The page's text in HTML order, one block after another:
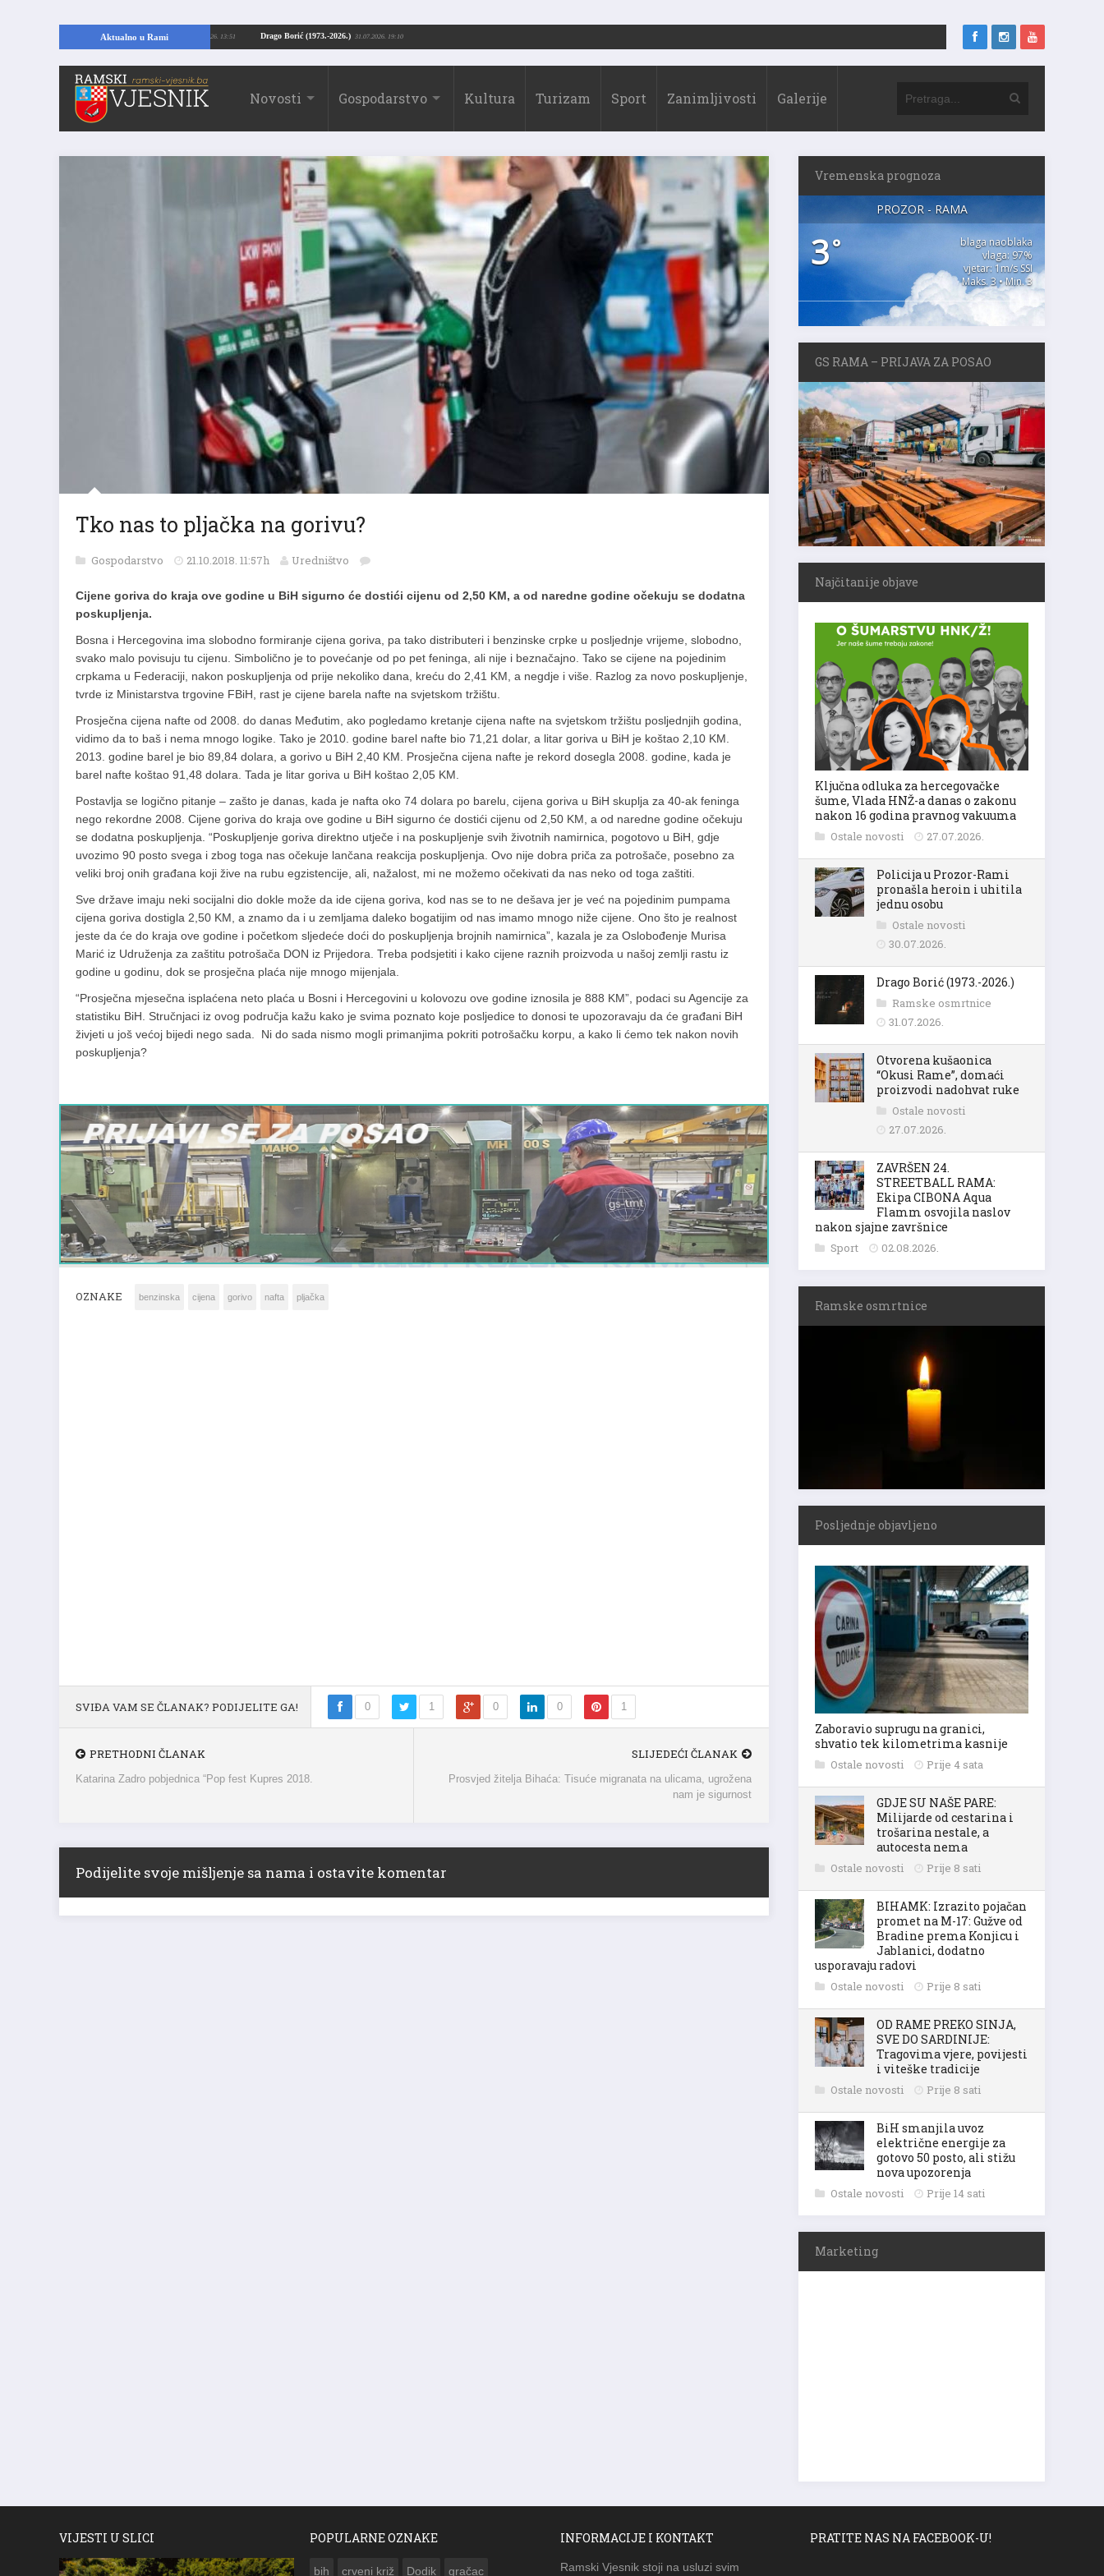
Aktualno u Rami Drago Borić (1973.-2026.) 31.07.2026. 19:10
Kopajući temelje kuće, pronašao vrijedne arheološke ostatke 24.07.2026. 13:51
Novosti Gospodarstvo Kultura Turizam Sport Zanimljivosti Galerije
Tko nas to pljačka na gorivu?
Gospodarstvo 21.10.2018. 11:57h Uredništvo
Cijene goriva do kraja ove godine u BiH sigurno će dostići cijenu od 2,50 KM, a od naredne godine očekuju se dodatna
poskupljenja.
Bosna i Hercegovina ima slobodno formiranje cijena goriva, pa tako distributeri i benzinske crpke u posljednje vrijeme, slobodno,
svako malo povisuju tu cijenu. Simbolično je to povećanje od po pet feninga, ali nije i beznačajno. Tako se cijene na pojedinim
crpkama u Federaciji, nakon poskupljenja od prije nekoliko dana, kreću do 2,41 KM, a negdje i više. Razlog za novo poskupljenje,
tvrde iz Ministarstva trgovine FBiH, rast je cijene barela nafte na svjetskom tržištu.
Prosječna cijena nafte od 2008. do danas Međutim, ako pogledamo kretanje cijena nafte na svjetskom tržištu posljednjih godina,
vidimo da to baš i nema mnogo logike. Tako je 2010. godine barel nafte bio 71,21 dolar, a litar goriva u BiH je koštao 2,10 KM.
2013. godine barel je bio 89,84 dolara, a gorivo u BiH 2,40 KM. Prosječna cijena nafte je rekord dosegla 2008. godine, kada je
barel nafte koštao 91,48 dolara. Tada je litar goriva u BiH koštao 2,05 KM.
Postavlja se logično pitanje – zašto je danas, kada je nafta oko 74 dolara po barelu, cijena goriva u BiH skuplja za 40-ak feninga
nego rekordne 2008. Cijene goriva do kraja ove godine u BiH sigurno će dostići cijenu od 2,50 KM, a od naredne godine očekuju
se dodatna poskupljenja. “Poskupljenje goriva direktno utječe i na poskupljenje svih životnih namirnica, pogotovo u BiH, gdje
uvozimo 90 posto svega i zbog toga nas očekuje lančana reakcija poskupljenja. Ovo nije dobra priča za potrošače, posebno za
veliki broj onih građana koji žive na rubu egzistencije, ali, nažalost, mi ne možemo očekivati da nas neko od toga zaštiti.
Sve države imaju neki socijalni dio dokle može da ide cijena goriva, kod nas se to ne dešava jer je već na pojedinim pumpama
cijena goriva dostigla 2,50 KM, a znamo da i u zemljama daleko bogatijim od nas imamo mnogo niže cijene. Ono što je realnost
jeste da će do kraja ove godine i početkom sljedeće doći do poskupljenja brojnih namirnica”, kazala je za Oslobođenje Murisa
Marić iz Udruženja za zaštitu potrošača DON iz Prijedora. Treba podsjetiti i kako cijene raznih proizvoda u našoj zemlji rastu iz
godine u godinu, dok se prosječna plaća nije mnogo mijenjala.
“Prosječna mjesečna isplaćena neto plaća u Bosni i Hercegovini u kolovozu ove godine iznosila je 888 KM”, podaci su Agencije za
statistiku BiH. Stručnjaci iz ovog područja kažu kako je svima poznato koje posljedice to donosi te upozoravaju da će građani BiH
živjeti u još većoj bijedi nego sada. Ni do sada nismo mogli primanjima pokriti potroša­čku korpu, a kako li ćemo tek nakon novih
poskupljenja?
OZNAKE benzinska cijena gorivo nafta pljačka
SVIĐA VAM SE ČLANAK? PODIJELITE GA! 0 1 0 0 1
PRETHODNI ČLANAK
Katarina Zadro pobjednica “Pop fest Kupres 2018.
SLIJEDEĆI ČLANAK
Prosvjed žitelja Bihaća: Tisuće migranata na ulicama, ugrožena
nam je sigurnost
Podijelite svoje mišljenje sa nama i ostavite komentar
Vremenska prognoza
PROZOR - RAMA
3°
blaga naoblaka
vlaga: 97%
vjetar: 1m/s SSI
Maks. 3 • Min. 3
GS RAMA – PRIJAVA ZA POSAO
Najčitanije objave
Ključna odluka za hercegovačke
šume, Vlada HNŽ-a danas o zakonu
nakon 16 godina pravnog vakuuma
Ostale novosti 27.07.2026.
Policija u Prozor-Rami
pronašla heroin i uhitila
jednu osobu
Ostale novosti
30.07.2026.
Drago Borić (1973.-2026.)
Ramske osmrtnice
31.07.2026.
Otvorena kušaonica
“Okusi Rame”, domaći
proizvodi nadohvat ruke
Ostale novosti
27.07.2026.
ZAVRŠEN 24.
STREETBALL RAMA:
Ekipa CIBONA Aqua
Flamm osvojila naslov
nakon sjajne završnice
Sport 02.08.2026.
Ramske osmrtnice
Posljednje objavljeno
Zaboravio suprugu na granici,
shvatio tek kilometrima kasnije
Ostale novosti Prije 4 sata
GDJE SU NAŠE PARE:
Milijarde od cestarina i
trošarina nestale, a
autocesta nema
Ostale novosti Prije 8 sati
BIHAMK: Izrazito pojačan
promet na M-17: Gužve od
Bradine prema Konjicu i
Jablanici, dodatno
usporavaju radovi
Ostale novosti Prije 8 sati
OD RAME PREKO SINJA,
SVE DO SARDINIJE:
Tragovima vjere, povijesti
i viteške tradicije
Ostale novosti Prije 8 sati
BiH smanjila uvoz
električne energije za
gotovo 50 posto, ali stižu
nova upozorenja
Ostale novosti Prije 14 sati
Marketing
VIJESTI U SLICI POPULARNE OZNAKE
bih crveni križ Dodik gračac
INFORMACIJE I KONTAKT
Ramski Vjesnik stoji na usluzi svim
PRATITE NAS NA FACEBOOK-U!